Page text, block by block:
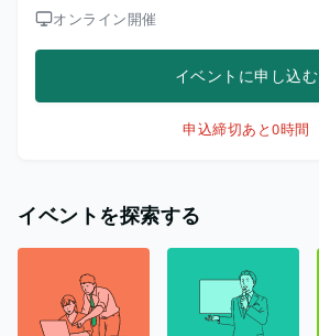
イベントを探索する
オンライン開催
イベントに申し込む
申込締切あと0時間